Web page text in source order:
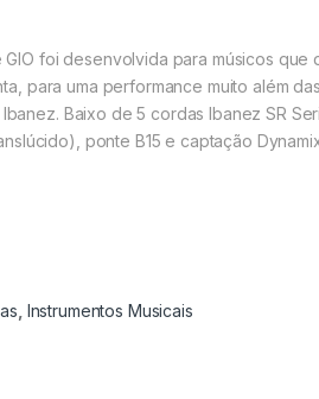
foi desenvolvida para músicos
para uma performance muito além
Baixo de 5 cordas Ibanez SR
ponte B15 e captação
Instrumentos Musicais